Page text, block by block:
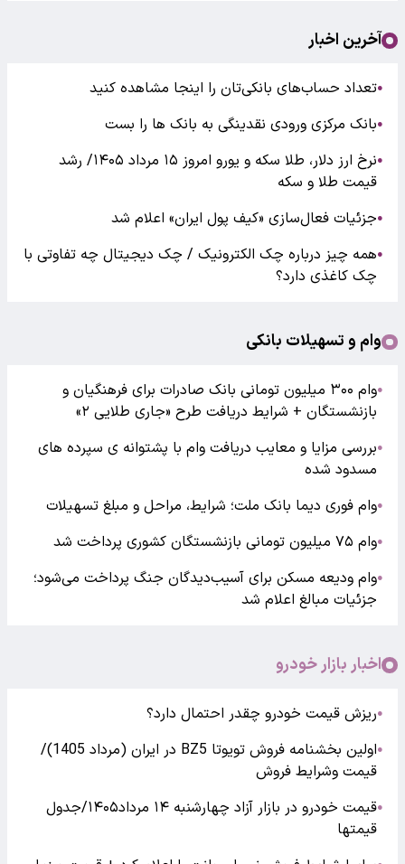
آخرین اخبار
●تعداد حساب‌های بانکی‌تان را اینجا مشاهده کنید
●بانک مرکزی ورودی نقدینگی به بانک ها را بست
●
نرخ ارز دلار، طلا سکه و یورو امروز ۱۵ مرداد ۱۴۰۵/ رشد
قیمت طلا و سکه
●جزئیات فعال‌سازی «کیف پول ایران» اعلام شد
●همه چیز درباره چک الکترونیک / چک دیجیتال چه تفاوتی با
چک کاغذی دارد؟
وام و تسهیلات بانکی
●
وام ۳۰۰ میلیون تومانی بانک صادرات برای فرهنگیان و
بازنشستگان + شرایط دریافت طرح «جاری طلایی ۲»
●بررسی مزایا و معایب دریافت وام با پشتوانه ی سپرده های
مسدود شده
●وام فوری دیما بانک ملت؛ شرایط، مراحل و مبلغ تسهیلات
●وام ۷۵ میلیون تومانی بازنشستگان کشوری پرداخت شد
●وام ودیعه مسکن برای آسیب‌دیدگان جنگ پرداخت می‌شود؛
جزئیات مبالغ اعلام شد
اخبار بازار خودرو
●ریزش قیمت خودرو چقدر احتمال دارد؟
●
اولین بخشنامه فروش تویوتا BZ5 در ایران (مرداد 1405)/
قیمت وشرایط فروش
●
قیمت خودرو در بازار آزاد چهارشنبه ۱۴ مرداد۱۴۰۵/جدول
قیمتها